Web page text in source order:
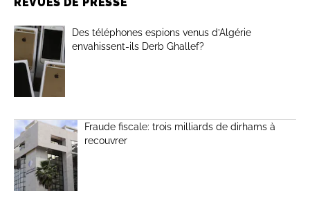
Des téléphones espions venus d’Algérie
envahissent-ils Derb Ghallef?
Fraude fiscale: trois milliards de dirhams à
recouvrer